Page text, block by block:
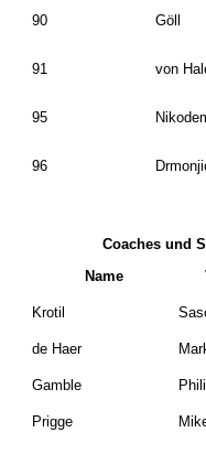
90 Göll
91 von
95
96
Coaches und
Name
Krotil
de Haer
Gamble
Prigge